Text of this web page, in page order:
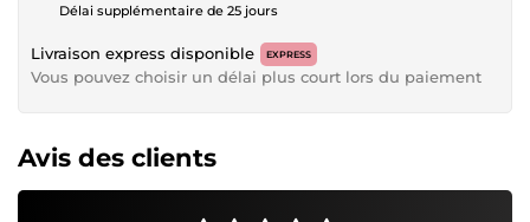
Délai supplémentaire de 25 jours
Livraison express disponible EXPRESS
Vous pouvez choisir un délai plus court lors du paiement
Avis des clients